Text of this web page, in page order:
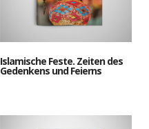
Islamische Feste. Zeiten des
Gedenkens und Feierns